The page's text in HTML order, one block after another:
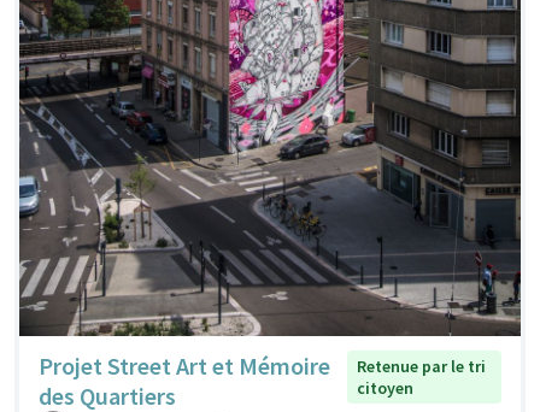
Projet Street Art et Mémoire
des Quartiers
Retenue par le tri
citoyen